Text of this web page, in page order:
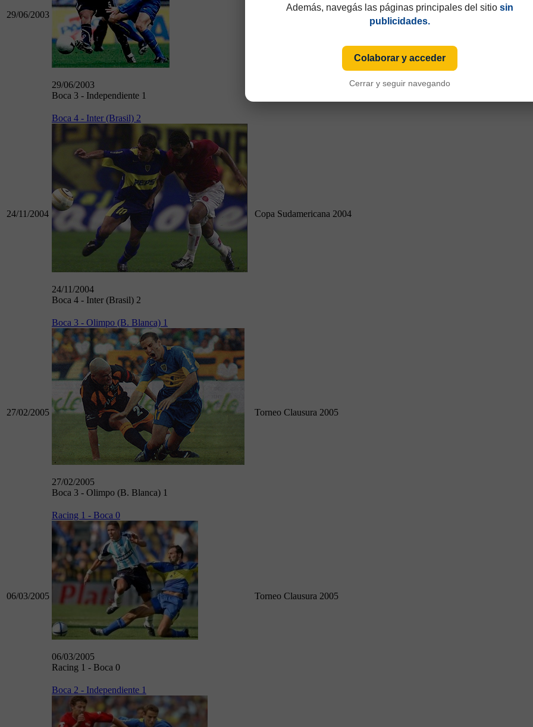
29/06/2003
29/06/2003
Boca 3 - Independiente 1
Torneo Clausura 2003
24/11/2004
Boca 4 - Inter (Brasil) 2
24/11/2004
Boca 4 - Inter (Brasil) 2
Copa Sudamericana 2004
27/02/2005
Boca 3 - Olimpo (B. Blanca) 1
27/02/2005
Boca 3 - Olimpo (B. Blanca) 1
Torneo Clausura 2005
06/03/2005
Racing 1 - Boca 0
06/03/2005
Racing 1 - Boca 0
Torneo Clausura 2005
Boca 2 - Independiente 1
Además, navegás las páginas principales del sitio sin
publicidades.
Colaborar y acceder
Cerrar y seguir navegando